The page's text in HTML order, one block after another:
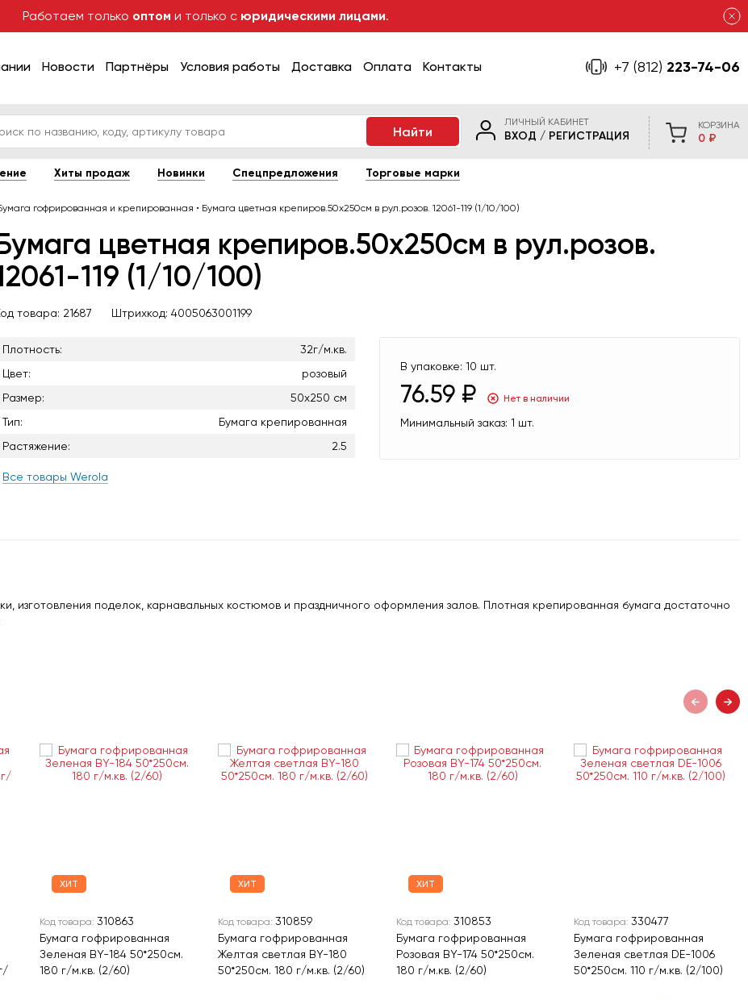
Работаем только оптом и только с юридическими лицами.
Новости Партнёры Условия работы Доставка Оплата Контакты +7 (812) 223-74-06
ЛИЧНЫЙ КАБИНЕТ
ВХОД / РЕГИСТРАЦИЯ
КОРЗИНА
0 ₽
Хиты продаж Новинки Спецпредложения Торговые марки
гофрированная и крепированная • Бумага цветная крепиров.50х250см в рул.розов. 12061-119 (1/10/100)
цветная крепиров.50х250см в рул.розов.
119 (1/10/100)
товара: 21687 Штрихкод: 4005063001199
В упаковке: 10 шт.
76.59 ₽ Нет в наличии
Минимальный заказ: 1 шт.
Плотность:
32г/м.кв.
Цвет:
розовый
Размер:
50х250 см
Тип:
Бумага крепированная
Растяжение:
2.5
Все товары Werola
изготовления поделок, карнавальных костюмов и праздничного оформления залов. Плотная крепированная бумага достаточно
ХИТ
Код товара:310863
Бумага гофрированная
Зеленая BY-184 50*250см.
180 г/м.кв. (2/60)
ХИТ
Код товара: 310859
Бумага гофрированная
Желтая светлая BY-180
50*250см. 180 г/м.кв. (2/60)
ХИТ
Код товара: 310853
Бумага гофрированная
Розовая BY-174 50*250см.
180 г/м.кв. (2/60)
Код товара:330477
Бумага гофрированная
Зеленая светлая DE-1006
50*250см. 110 г/м.кв. (2/100)